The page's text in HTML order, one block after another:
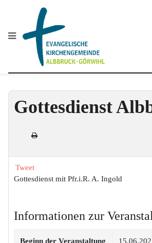
Gottesdienst
Tweet
Gottesdienst mit Pfr.i.R. A. Ingold
Informationen zur
Beginn der Veranstaltung